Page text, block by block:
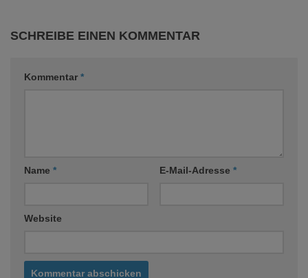
SCHREIBE EINEN KOMMENTAR
Kommentar *
Name * E-Mail-Adresse *
Website